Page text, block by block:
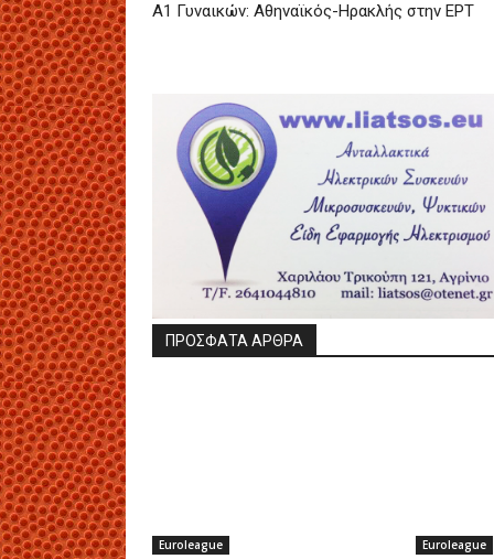
A1 Γυναικών: Αθηναϊκός-Ηρακλής στην ΕΡΤ
ΠΡΟΣΦΑΤΑ ΑΡΘΡΑ
Euroleague Euroleague